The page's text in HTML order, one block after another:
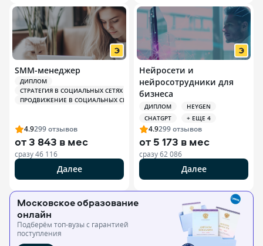
SMM-менеджер
ДИПЛОМ
СТРАТЕГИЯ В СОЦИАЛЬНЫХ СЕТЯХ (SMM)
ПРОДВИЖЕНИЕ В СОЦИАЛЬНЫХ СЕТЯХ (SMM)
4.9299отзывов
от3 843 в мес
сразу46 116
Далее
Нейросети и
нейросотрудники для
бизнеса
ДИПЛОМ
HEYGEN
CHATGPT
+ ЕЩЕ 4
4.9299отзывов
от 5 173 в мес
сразу62 086
Далее
Московское образование
онлайн
Подберём топ-вузы c гарантией
поступления